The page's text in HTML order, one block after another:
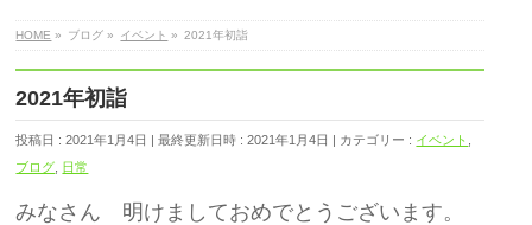
HOME » ブログ » イベント » 2021年初詣
2021年初詣
投稿日 : 2021年1月4日 最終更新日時 : 2021年1月4日 カテゴリー : イベント
ブログ 日常
みなさん 明けましておめでとうございます。